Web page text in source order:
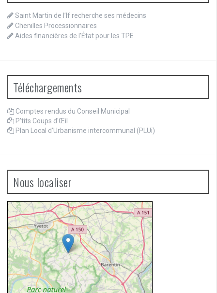
Saint Martin de l’If recherche ses médecins
Chenilles Processionnaires
Aides financières de l’État pour les TPE
Téléchargements
Comptes rendus du Conseil Municipal
P'tits Coups d'Œil
Plan Local d’Urbanisme intercommunal (PLUi)
Nous localiser